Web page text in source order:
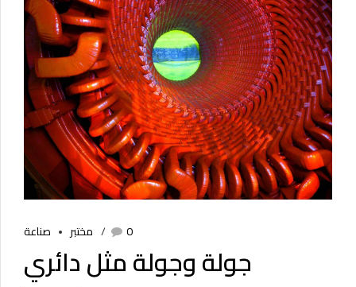
صناعة مختبر 0
جولة وجولة مثل دائري